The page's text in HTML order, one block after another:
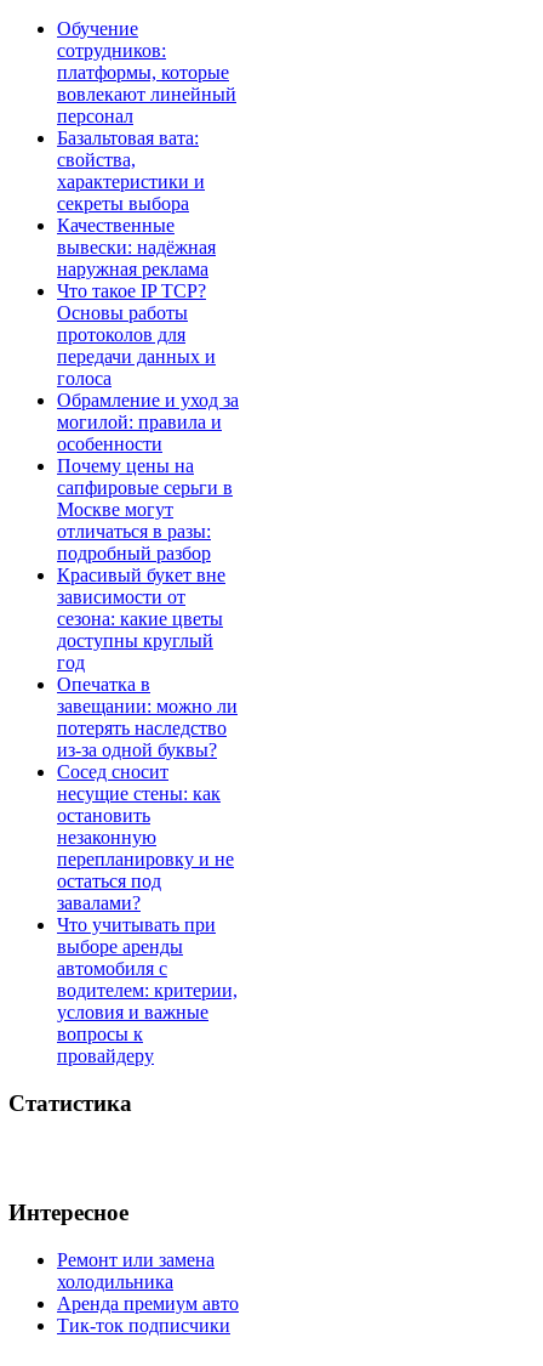
Обучение
сотрудников:
платформы, которые
вовлекают линейный
персонал
Базальтовая вата:
свойства,
характеристики и
секреты выбора
Качественные
вывески: надёжная
наружная реклама
Что такое IP TCP?
Основы работы
протоколов для
передачи данных и
голоса
Обрамление и уход за
могилой: правила и
особенности
Почему цены на
сапфировые серьги в
Москве могут
отличаться в разы:
подробный разбор
Красивый букет вне
зависимости от
сезона: какие цветы
доступны круглый
год
Опечатка в
завещании: можно ли
потерять наследство
из-за одной буквы?
Сосед сносит
несущие стены: как
остановить
незаконную
перепланировку и не
остаться под
завалами?
Что учитывать при
выборе аренды
автомобиля с
водителем: критерии,
условия и важные
вопросы к
провайдеру
Статистика
Интересное
Ремонт или замена
холодильника
Аренда премиум авто
Тик-ток подписчики